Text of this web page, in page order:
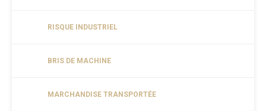
RISQUE INDUSTRIEL
BRIS DE MACHINE
MARCHANDISE TRANSPORTÉE